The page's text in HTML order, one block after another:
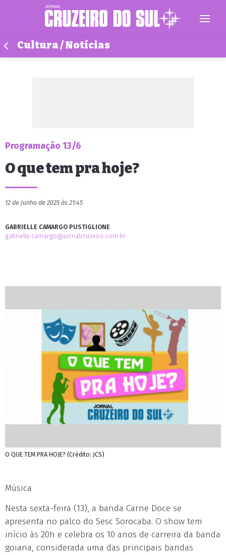
Cultura / Notícias
Programação 13/6
O que tem pra hoje?
12 de Junho de 2025 às 21:45
GABRIELLE CAMARGO PUSTIGLIONE
gabrielle.camargo@jornalcruzeiro.com.br
O QUE TEM PRA HOJE? (Crédito: JCS)
Música
Nesta sexta-feira (13), a banda Carne Doce se
apresenta no palco do Sesc Sorocaba. O show tem
início às 20h e celebra os 10 anos de carreira da banda
goiana, considerada uma das principais bandas